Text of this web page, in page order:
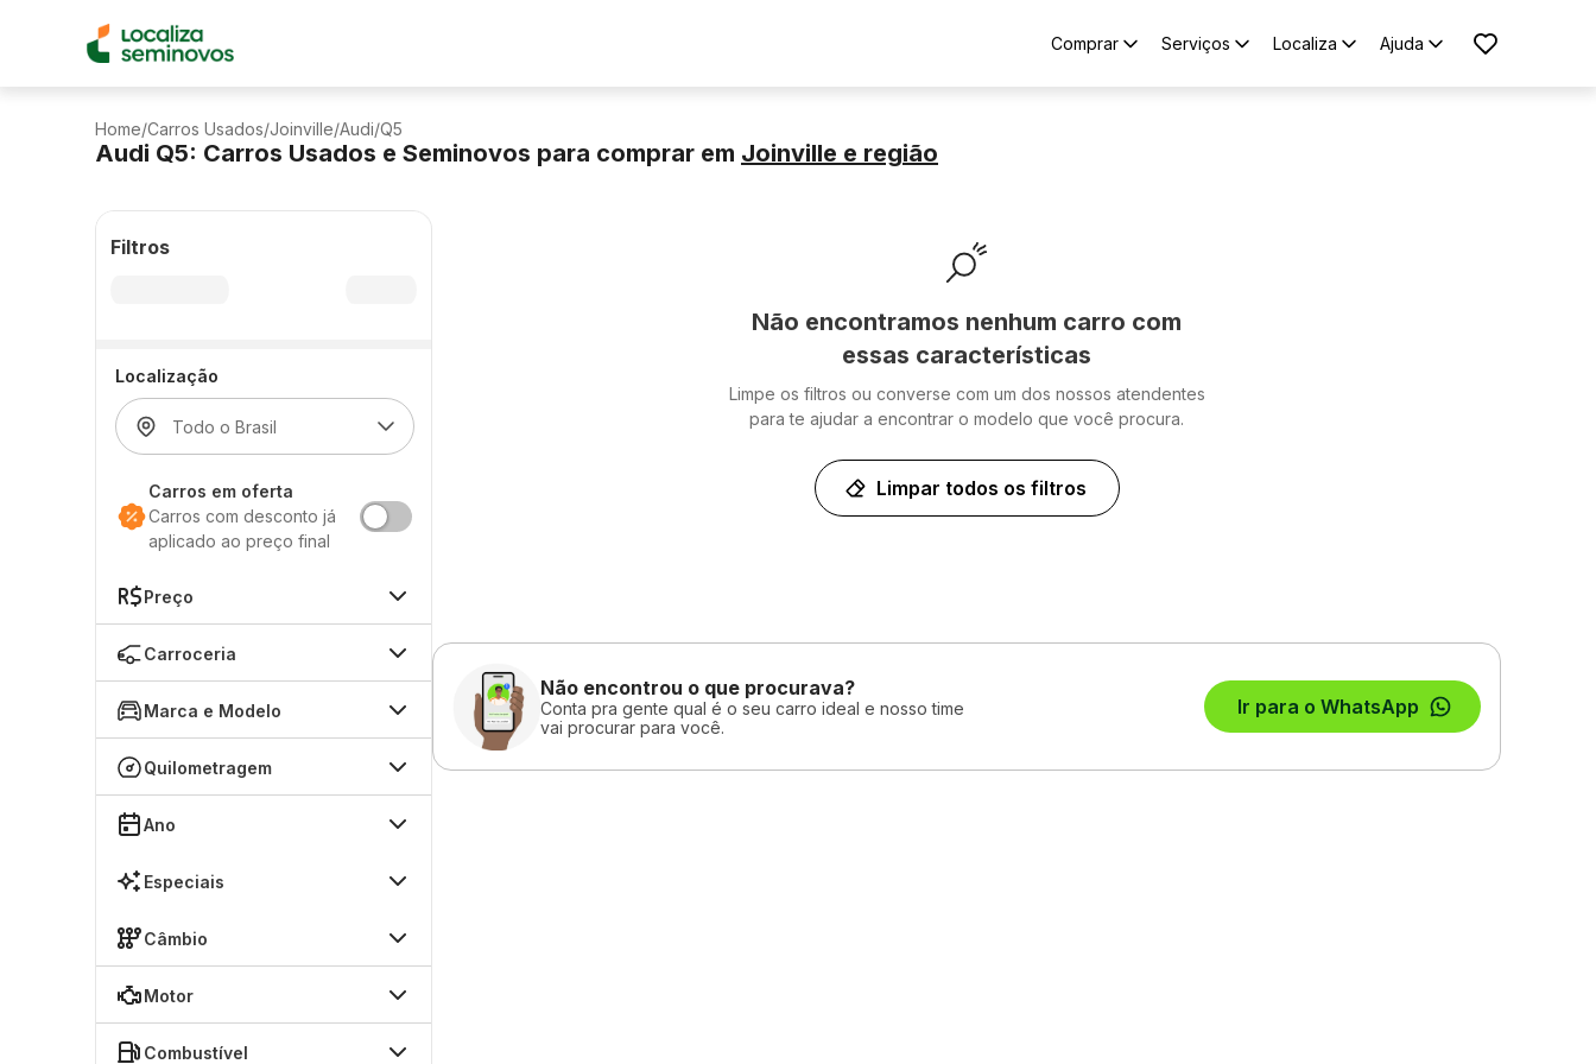
Comprar Serviços Localiza Ajuda
Home/Carros Usados/Joinville/Audi/Q5
Audi Q5: Carros Usados e Seminovos para comprar em Joinville e região
Filtros
Localização
Carros em oferta
Carros com desconto já
aplicado ao preço final
Preço
Carroceria
Marca e Modelo
Quilometragem
Ano
Especiais
Câmbio
Motor
Combustível
Não encontramos nenhum carro com
essas características
Limpe os filtros ou converse com um dos nossos atendentes
para te ajudar a encontrar o modelo que você procura.
Limpar todos os filtros
Não encontrou o que procurava?
Conta pra gente qual é o seu carro ideal e nosso time
vai procurar para você.
Ir para o WhatsApp